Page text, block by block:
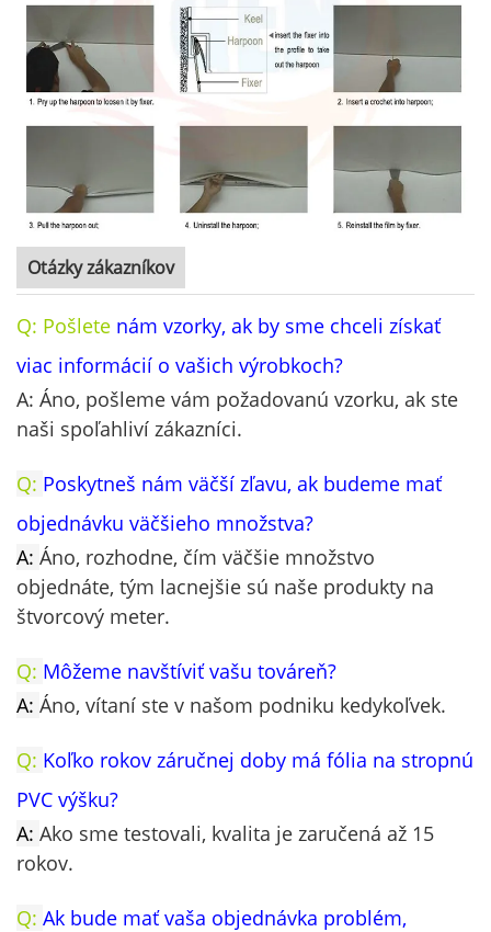
Otázky zákazníkov
Q: Pošlete nám vzorky, ak by sme chceli získať
viac informácií o vašich výrobkoch?
A: Áno, pošleme vám požadovanú vzorku, ak ste
naši spoľahliví zákazníci.
Q: Poskytneš nám väčší zľavu, ak budeme mať
objednávku väčšieho množstva?
A: Áno, rozhodne, čím väčšie množstvo
objednáte, tým lacnejšie sú naše produkty na
štvorcový meter.
Q: Môžeme navštíviť vašu továreň?
A: Áno, vítaní ste v našom podniku kedykoľvek.
Q: Koľko rokov záručnej doby má fólia na stropnú
PVC výšku?
A: Ako sme testovali, kvalita je zaručená až 15
rokov.
Q: Ak bude mať vaša objednávka problém,